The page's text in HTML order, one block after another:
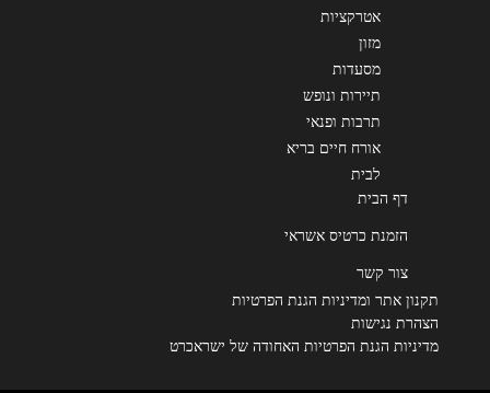
אטרקציות
מזון
מסעדות
תיירות ונופש
תרבות ופנאי
אורח חיים בריא
לבית
דף הבית
הזמנת כרטיס אשראי
צור קשר
תקנון אתר ומדיניות הגנת הפרטיות
הצהרת נגישות
מדיניות הגנת הפרטיות האחודה של ישראכרט